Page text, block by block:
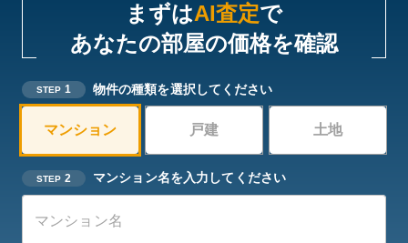
まずはAI査定で
あなたの部屋の価格を確認
STEP 1 物件の種類を選択してください
マンション 戸建 土地
STEP 2 マンション名を入力してください